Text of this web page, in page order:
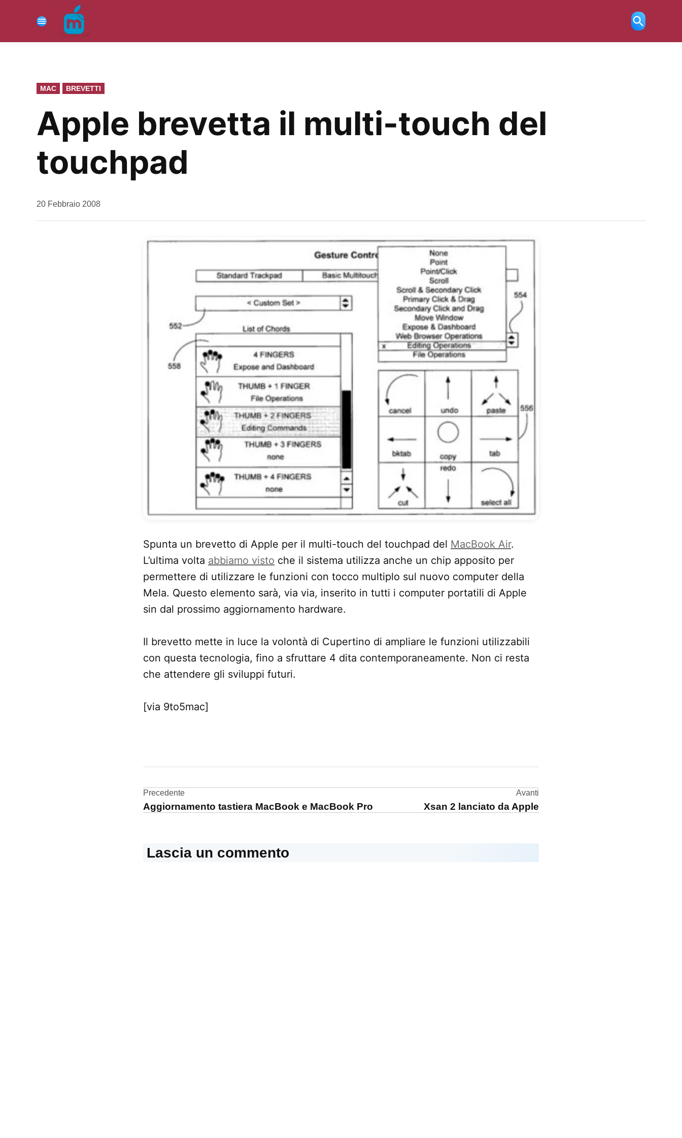
contenuto
Menu
Ricerca
aperta
PUBBLICATO
IN
MAC BREVETTI
Apple brevetta il multi-touch del
touchpad
da
20 Febbraio 2008
Spunta un brevetto di Apple per il multi-touch del touchpad del MacBook Air.
L’ultima volta abbiamo visto che il sistema utilizza anche un chip apposito per
permettere di utilizzare le funzioni con tocco multiplo sul nuovo computer della
Mela. Questo elemento sarà, via via, inserito in tutti i computer portatili di Apple
sin dal prossimo aggiornamento hardware.
Il brevetto mette in luce la volontà di Cupertino di ampliare le funzioni utilizzabili
con questa tecnologia, fino a sfruttare 4 dita contemporaneamente. Non ci resta
che attendere gli sviluppi futuri.
[via 9to5mac]
multi-
touch
Navigazione
Precedente
Aggiornamento tastiera MacBook e MacBook Pro
Avanti
Xsan 2 lanciato da Apple
Lascia un commento